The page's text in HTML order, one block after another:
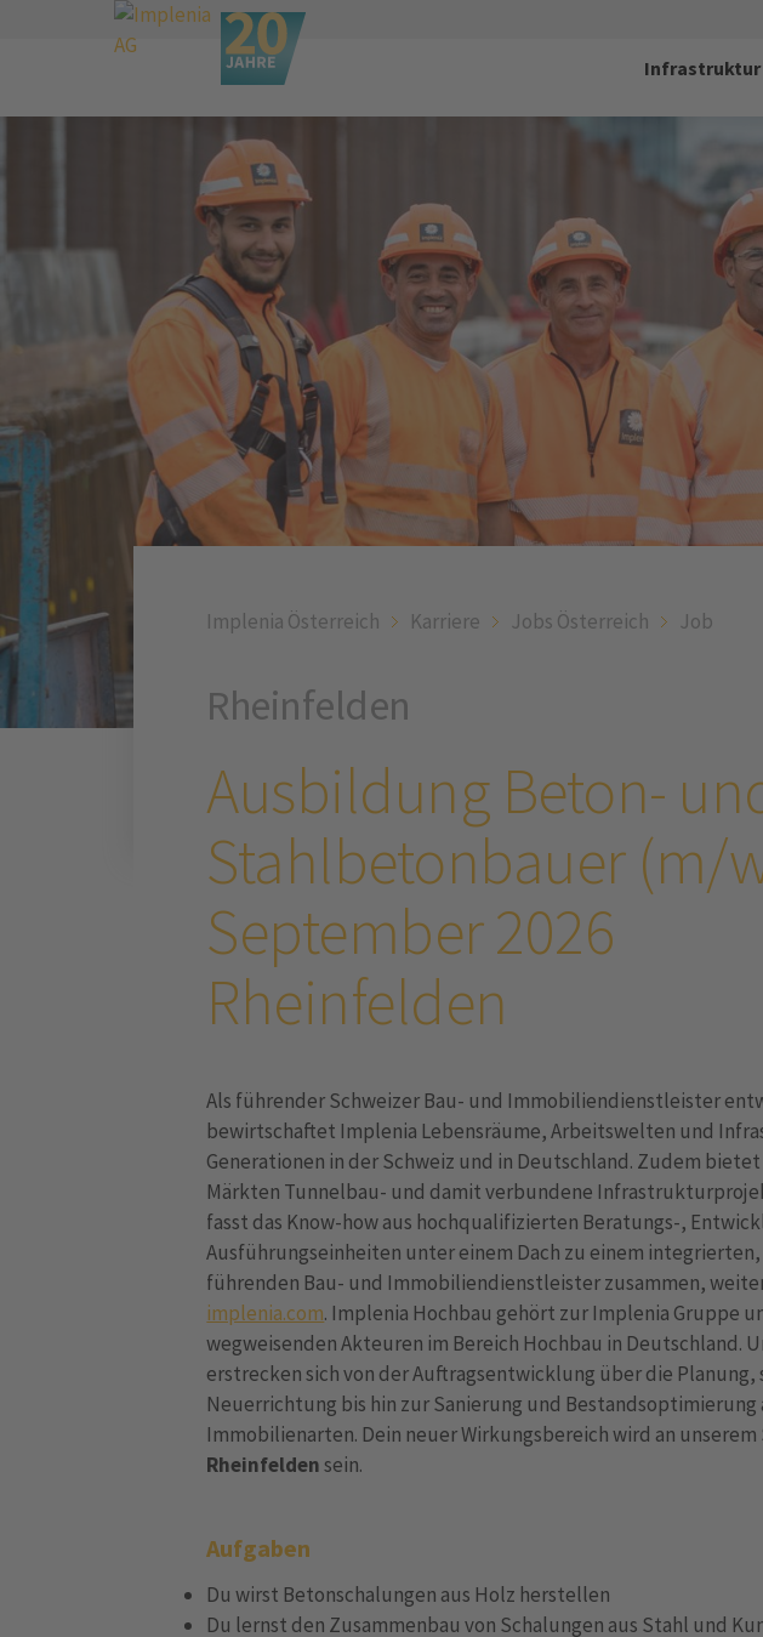
Infrastruktur
Implenia Österreich Karriere Jobs Österreich Job
Rheinfelden
Ausbildung Beton-
Stahlbetonbauer (m/
September 2026
Rheinfelden
Als führender Schweizer Bau- und Immobiliendienstleister
bewirtschaftet Implenia Lebensräume, Arbeitswelten und
Generationen in der Schweiz und in Deutschland. Zudem
Märkten Tunnelbau- und damit verbundene
fasst das Know-how aus hochqualifizierten Beratungs-,
Ausführungseinheiten unter einem Dach zu einem
führenden Bau- und Immobiliendienstleister zusammen,
implenia.com. Implenia Hochbau gehört zur Implenia Gruppe
wegweisenden Akteuren im Bereich Hochbau in Deutschland.
erstrecken sich von der Auftragsentwicklung über die
Neuerrichtung bis hin zur Sanierung und Bestandsoptimierung
Immobilienarten. Dein neuer Wirkungsbereich wird an
Rheinfeldensein.
Aufgaben
Du wirst Betonschalungen aus Holz herstellen
Du lernst den Zusammenbau von Schalungen aus Stahl und